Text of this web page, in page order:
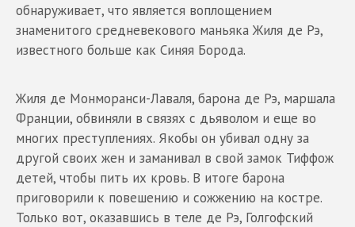
обнаруживает, что является воплощением
знаменитого средневекового маньяка Жиля де Рэ,
известного больше как Синяя Борода.
Жиля де Монморанси-Лаваля, барона де Рэ, маршала
Франции, обвиняли в связях с дьяволом и еще во
многих преступлениях. Якобы он убивал одну за
другой своих жен и заманивал в свой замок Тиффож
детей, чтобы пить их кровь. В итоге барона
приговорили к повешению и сожжению на костре.
Только вот, оказавшись в теле де Рэ, Голгофский